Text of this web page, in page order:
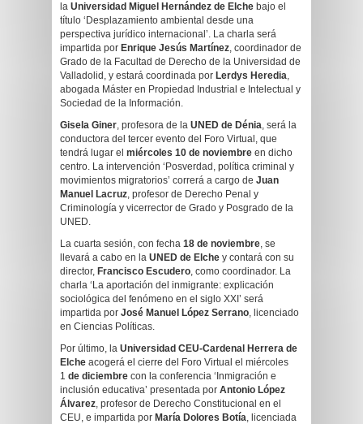
la Universidad Miguel Hernández de Elche bajo el
título ‘Desplazamiento ambiental desde una
perspectiva jurídico internacional’. La charla será
impartida por Enrique Jesús Martínez, coordinador de
Grado de la Facultad de Derecho de la Universidad de
Valladolid, y estará coordinada por Lerdys Heredia,
abogada Máster en Propiedad Industrial e Intelectual y
Sociedad de la Información.
Gisela Giner, profesora de la UNED de Dénia, será la
conductora del tercer evento del Foro Virtual, que
tendrá lugar el miércoles 10 de noviembre en dicho
centro. La intervención ‘Posverdad, política criminal y
movimientos migratorios’ correrá a cargo de Juan
Manuel Lacruz, profesor de Derecho Penal y
Criminología y vicerrector de Grado y Posgrado de la
UNED.
La cuarta sesión, con fecha 18 de noviembre, se
llevará a cabo en la UNED de Elche y contará con su
director, Francisco Escudero, como coordinador. La
charla ‘La aportación del inmigrante: explicación
sociológica del fenómeno en el siglo XXI’ será
impartida por José Manuel López Serrano, licenciado
en Ciencias Políticas.
Por último, la Universidad CEU-Cardenal Herrera de
Elche acogerá el cierre del Foro Virtual el miércoles
1 de diciembre con la conferencia ‘Inmigración e
inclusión educativa’ presentada por Antonio López
Álvarez, profesor de Derecho Constitucional en el
CEU, e impartida por María Dolores Botía, licenciada